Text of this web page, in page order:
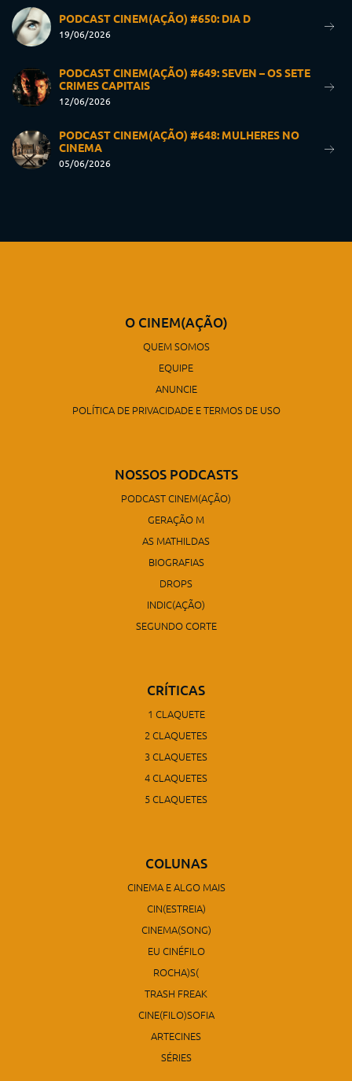
PODCAST CINEM(AÇÃO) #650: DIA D
19/06/2026
PODCAST CINEM(AÇÃO) #649: SEVEN – OS SETE
CRIMES CAPITAIS
12/06/2026
PODCAST CINEM(AÇÃO) #648: MULHERES NO
CINEMA
05/06/2026
O CINEM(AÇÃO)
QUEM SOMOS
EQUIPE
ANUNCIE
POLÍTICA DE PRIVACIDADE E TERMOS DE USO
NOSSOS PODCASTS
PODCAST CINEM(AÇÃO)
GERAÇÃO M
AS MATHILDAS
BIOGRAFIAS
DROPS
INDIC(AÇÃO)
SEGUNDO CORTE
CRÍTICAS
1 CLAQUETE
2 CLAQUETES
3 CLAQUETES
4 CLAQUETES
5 CLAQUETES
COLUNAS
CINEMA E ALGO MAIS
CIN(ESTREIA)
CINEMA(SONG)
EU CINÉFILO
ROCHA)S(
TRASH FREAK
CINE(FILO)SOFIA
ARTECINES
SÉRIES